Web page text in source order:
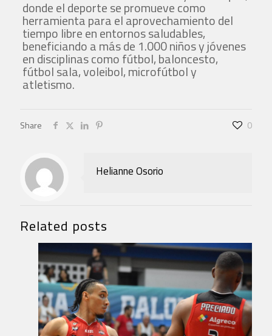
donde el deporte se promueve como
herramienta para el aprovechamiento del
tiempo libre en entornos saludables,
beneficiando a más de 1.000 niños y jóvenes
en disciplinas como fútbol, baloncesto,
fútbol sala, voleibol, microfútbol y
atletismo.
Share 0
Helianne Osorio
Related posts